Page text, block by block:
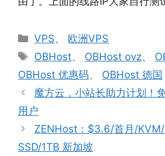
分
类
VPS、 欧洲VPS
标
签
OBHost、 OBHost ovz、
OBHost 优惠码、 OBHost 德国
魔方云，小站长助力计划！
用户
ZENHost：$3.6/首月/
SSD/1TB 新加坡